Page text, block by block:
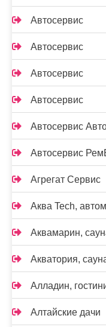
Автосервис
Автосервис
Автосервис
Автосервис
Автосервис
Автосервис
Агрегат Сервис
Аква Tech,
Аквамарин,
Акватория,
Алладин,
Алтайские дачи